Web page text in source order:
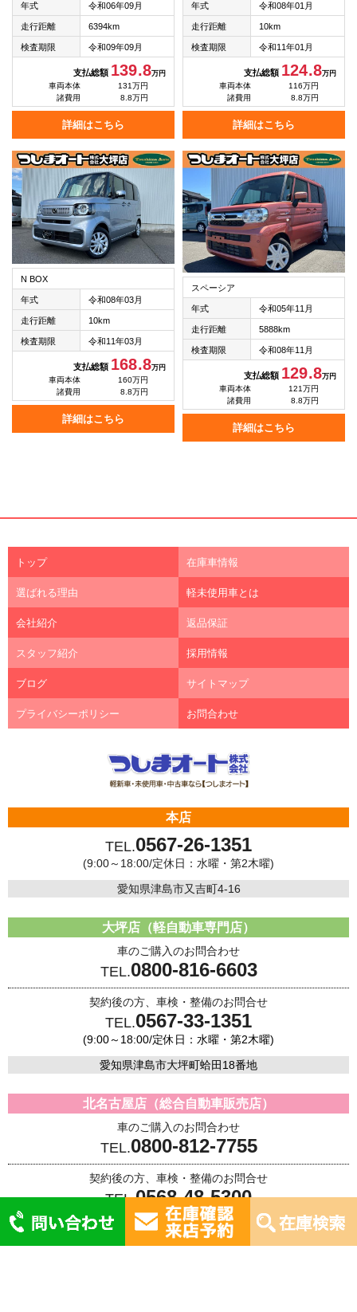
年式 令和06年09月
走行距離 6394km
検査期限 令和09年09月
支払総額 139.8万円
車両本体
131万円
諸費用
8.8万円
詳細はこちら
年式 令和08年01月
走行距離 10km
検査期限 令和11年01月
支払総額 124.8万円
車両本体
116万円
諸費用
8.8万円
詳細はこちら
N BOX
年式 令和08年03月
走行距離 10km
検査期限 令和11年03月
支払総額 168.8万円
車両本体
160万円
諸費用
8.8万円
詳細はこちら
スペーシア
年式 令和05年11月
走行距離 5888km
検査期限 令和08年11月
支払総額 129.8万円
車両本体
121万円
諸費用
8.8万円
詳細はこちら
トップ 在庫車情報
選ばれる理由 軽未使用車とは
会社紹介 返品保証
スタッフ紹介 採用情報
ブログ サイトマップ
プライバシーポリシー お問合わせ
本店
TEL.0567-26-1351
(9:00～18:00/定休日：水曜・第2木曜)
愛知県津島市又吉町4-16
大坪店（軽自動車専門店）
車のご購入のお問合わせ
TEL.0800-816-6603
契約後の方、車検・整備のお問合せ
TEL.0567-33-1351
(9:00～18:00/定休日：水曜・第2木曜)
愛知県津島市大坪町蛤田18番地
北名古屋店（総合自動車販売店）
車のご購入のお問合わせ
TEL.0800-812-7755
契約後の方、車検・整備のお問合せ
TEL.0568-48-5300
(9:00～18:00/定休日：水曜・第2木曜)
愛知県北名古屋市沖村佐渡39